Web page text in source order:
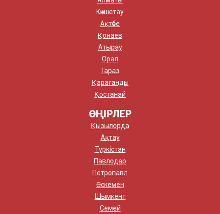
Көкшетау
Ақтөбе
Қонаев
Атырау
Орал
Тараз
Қарағанды
Қостанай
ӨҢІРЛЕР
Қызылорда
Ақтау
Түркістан
Павлодар
Петропавл
Өскемен
Шымкент
Семей